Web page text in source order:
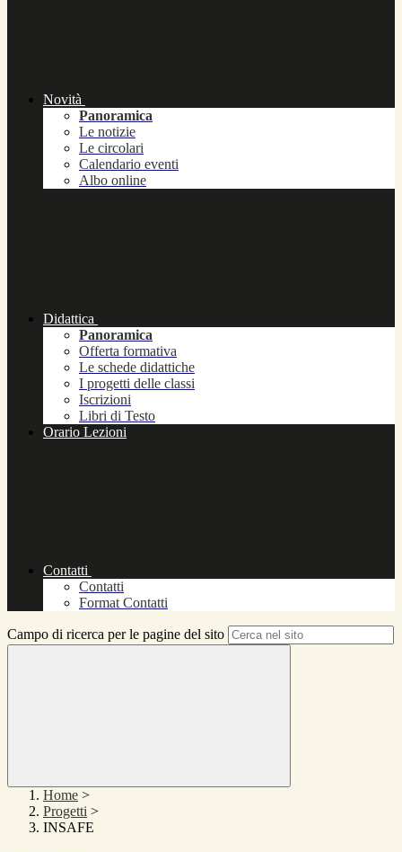
Novità
Panoramica
Le notizie
Le circolari
Calendario eventi
Albo online
Didattica
Panoramica
Offerta formativa
Le schede didattiche
I progetti delle classi
Iscrizioni
Libri di Testo
Orario Lezioni
Contatti
Contatti
Format Contatti
Campo di ricerca per le pagine del sito
Home >
Progetti >
INSAFE